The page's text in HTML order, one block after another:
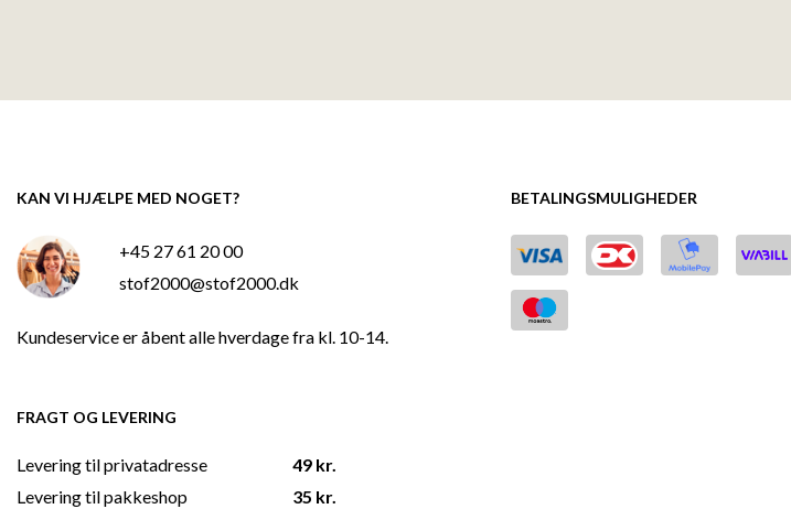
KAN VI HJÆLPE MED NOGET?
+45 27 61 20 00
stof2000@stof2000.dk
Kundeservice er åbent alle hverdage fra kl. 10-14.
BETALINGSMULIGHEDER
FRAGT OG LEVERING
Levering til privatadresse
Levering til pakkeshop
49 kr.
35 kr.